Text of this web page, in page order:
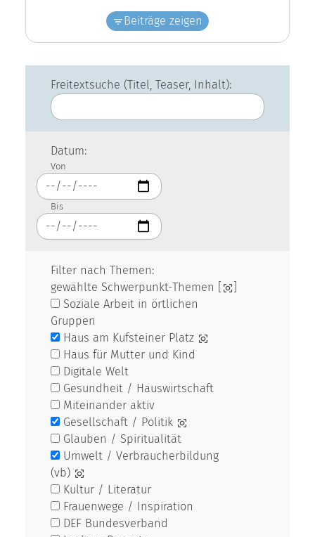
Beiträge zeigen
Freitextsuche (Titel, Teaser, Inhalt):
Datum:
Bis
Filter nach Themen:
gewählte Schwerpunkt-Themen [
]
Soziale Arbeit in örtlichen
Gruppen
Haus am Kufsteiner Platz
Haus für Mutter und Kind
Digitale Welt
Gesundheit / Hauswirtschaft
Miteinander aktiv
Gesellschaft / Politik
Glauben / Spiritualität
Umwelt / Verbraucherbildung
(vb)
Kultur / Literatur
Frauenwege / Inspiration
DEF Bundesverband
Leckere Rezepte